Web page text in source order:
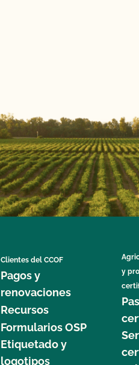
Clientes del CCOF
Pagos y
renovaciones
Recursos
Formularios OSP
Etiquetado y
logotipos
y